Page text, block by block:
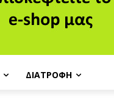
ΔΙΑΤΡΟΦΉ